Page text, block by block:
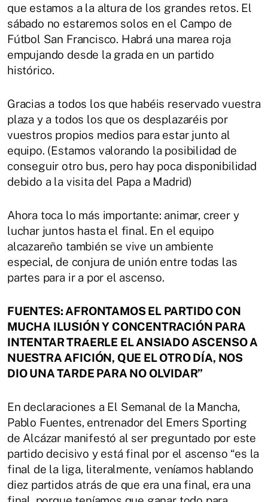
que estamos a la altura de los grandes retos. El
sábado no estaremos solos en el Campo de
Fútbol San Francisco. Habrá una marea roja
empujando desde la grada en un partido
histórico.
Gracias a todos los que habéis reservado vuestra
plaza y a todos los que os desplazaréis por
vuestros propios medios para estar junto al
equipo. (Estamos valorando la posibilidad de
conseguir otro bus, pero hay poca disponibilidad
debido a la visita del Papa a Madrid)
Ahora toca lo más importante: animar, creer y
luchar juntos hasta el final. En el equipo
alcazareño también se vive un ambiente
especial, de conjura de unión entre todas las
partes para ir a por el ascenso.
FUENTES: AFRONTAMOS EL PARTIDO CON
MUCHA ILUSIÓN Y CONCENTRACIÓN PARA
INTENTAR TRAERLE EL ANSIADO ASCENSO A
NUESTRA AFICIÓN, QUE EL OTRO DÍA, NOS
DIO UNA TARDE PARA NO OLVIDAR”
En declaraciones a El Semanal de la Mancha,
Pablo Fuentes, entrenador del Emers Sporting
de Alcázar manifestó al ser preguntado por este
partido decisivo y está final por el ascenso “es la
final de la liga, literalmente, veníamos hablando
diez partidos atrás de que era una final, era una